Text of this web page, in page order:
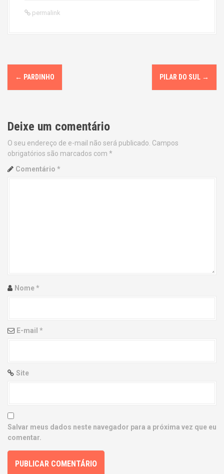
permalink
P
o
t
n
a
i
n
← PARDINHO PILAR DO SUL →
Deixe um comentário
O seu endereço de e-mail não será publicado. Campos
obrigatórios são marcados com *
Comentário *
Nome*
E-mail *
Site
Salvar meus dados neste navegador para a próxima vez que eu
comentar.